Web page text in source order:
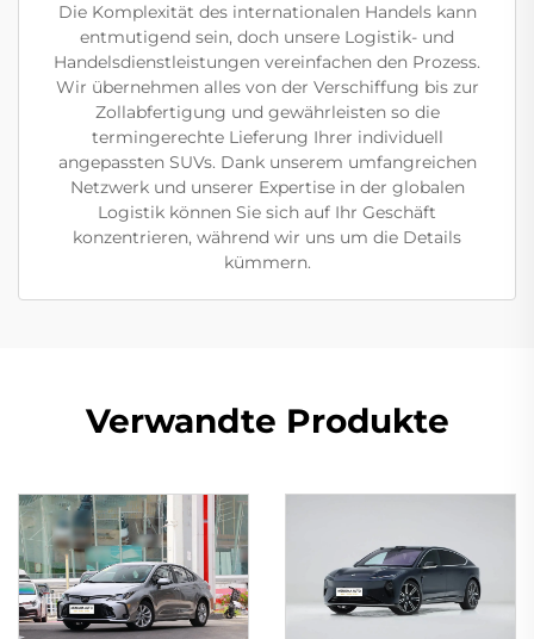
Die Komplexität des internationalen Handels kann
entmutigend sein, doch unsere Logistik- und
Handelsdienstleistungen vereinfachen den Prozess.
Wir übernehmen alles von der Verschiffung bis zur
Zollabfertigung und gewährleisten so die
termingerechte Lieferung Ihrer individuell
angepassten SUVs. Dank unserem umfangreichen
Netzwerk und unserer Expertise in der globalen
Logistik können Sie sich auf Ihr Geschäft
konzentrieren, während wir uns um die Details
kümmern.
Verwandte Produkte